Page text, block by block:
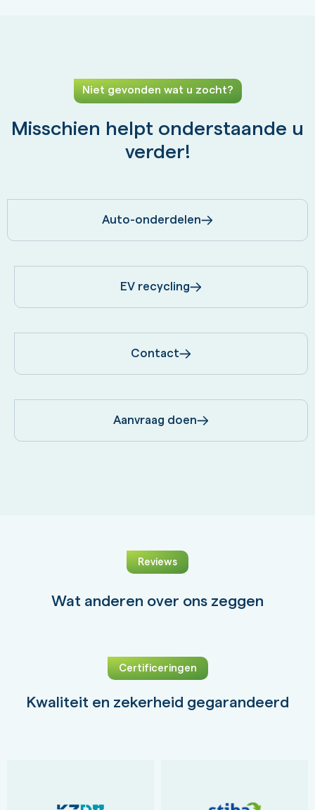
Niet gevonden wat u zocht?
Misschien helpt onderstaande u
verder!
Auto-onderdelen
EV recycling
Contact
Aanvraag doen
Reviews
Wat anderen over ons zeggen
Certificeringen
Kwaliteit en zekerheid gegarandeerd